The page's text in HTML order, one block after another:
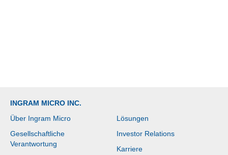
INGRAM MICRO INC.
Über Ingram Micro
Lösungen
Gesellschaftliche
Verantwortung
Investor Relations
Karriere